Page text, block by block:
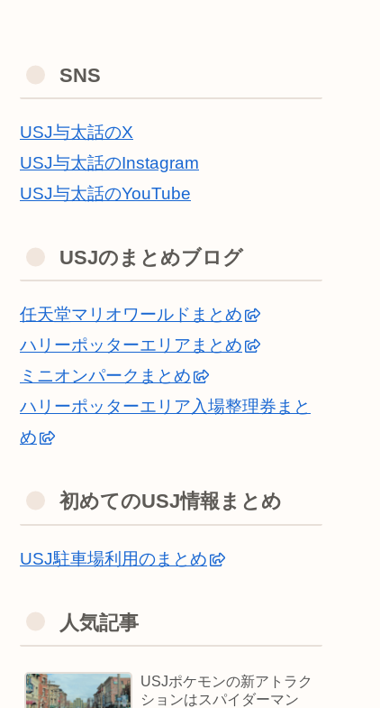
SNS
USJ与太話のX
USJ与太話のInstagram
USJ与太話のYouTube
USJのまとめブログ
任天堂マリオワールドまとめ
ハリーポッターエリアまとめ
ミニオンパークまとめ
ハリーポッターエリア入場整理券まと
め
初めてのUSJ情報まとめ
USJ駐車場利用のまとめ
人気記事
USJポケモンの新アトラク
ションはスパイダーマン